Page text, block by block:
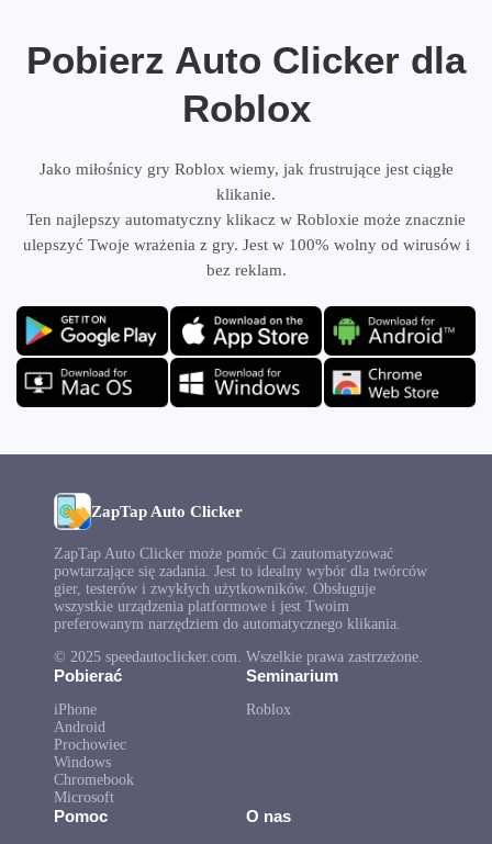
Pobierz Auto Clicker dla
Roblox
Jako miłośnicy gry Roblox wiemy, jak frustrujące jest ciągłe
klikanie.
Ten najlepszy automatyczny klikacz w Robloxie może znacznie
ulepszyć Twoje wrażenia z gry. Jest w 100% wolny od wirusów i
bez reklam.
ZapTap Auto Clicker
ZapTap Auto Clicker może pomóc Ci zautomatyzować
powtarzające się zadania. Jest to idealny wybór dla twórców
gier, testerów i zwykłych użytkowników. Obsługuje
wszystkie urządzenia platformowe i jest Twoim
preferowanym narzędziem do automatycznego klikania.
© 2025 speedautoclicker.com. Wszelkie prawa zastrzeżone.
Pobierać
iPhone
Android
Prochowiec
Windows
Chromebook
Microsoft
Seminarium
Roblox
Pomoc O nas